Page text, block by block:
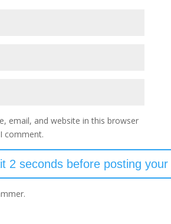
email, and website in this browser
comment.